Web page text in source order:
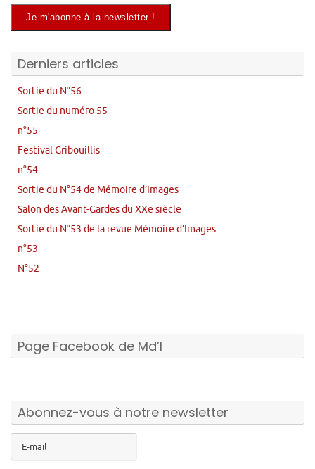
Derniers articles
Sortie du N°56
Sortie du numéro 55
n°55
Festival Gribouillis
n°54
Sortie du N°54 de Mémoire d’Images
Salon des Avant-Gardes du XXe siècle
Sortie du N°53 de la revue Mémoire d’Images
n°53
N°52
Page Facebook de Md’I
Abonnez-vous à notre newsletter